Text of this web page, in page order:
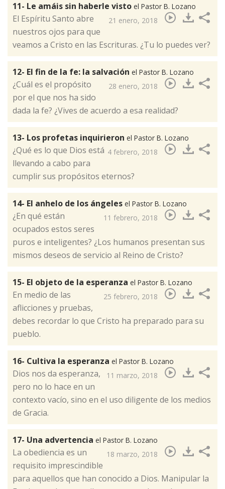
11- Le amáis sin haberle visto el Pastor B. Lozano
21 enero, 2018
El Espíritu Santo abre
nuestros ojos para que
veamos a Cristo en las Escrituras. ¿Tu lo puedes ver?​
12- El fin de la fe: la salvación el Pastor B. Lozano
28 enero, 2018
¿Cuál es el propósito
por el que nos ha sido
dada la fe? ¿Vives de acuerdo a esa realidad?​
13- Los profetas inquirieron el Pastor B. Lozano
4 febrero, 2018
¿Qué es lo que Dios está
llevando a cabo para
cumplir sus propósitos eternos?​
14- El anhelo de los ángeles el Pastor B. Lozano
11 febrero, 2018
¿En qué están
ocupados estos seres
puros e inteligentes? ¿Los humanos presentan sus
mismos deseos de servicio al Reino de Cristo?​
15- El objeto de la esperanza el Pastor B. Lozano
25 febrero, 2018
En medio de las
aflicciones y pruebas,
debes recordar lo que Cristo ha preparado para su
pueblo.​
16- Cultiva la esperanza el Pastor B. Lozano
11 marzo, 2018
​Dios nos da esperanza,
pero no lo hace en un
contexto vacío, sino en el uso diligente de los medios
de Gracia.
17- Una advertencia el Pastor B. Lozano
18 marzo, 2018
La obediencia es un
requisito imprescindible
para aquellos que han conocido a Dios. Manipular la